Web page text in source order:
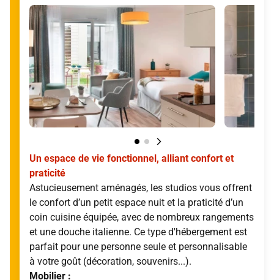
Un espace de vie fonctionnel, alliant confort et
praticité
Astucieusement aménagés, les studios vous offrent
le confort d’un petit espace nuit et la praticité d’un
coin cuisine équipée, avec de nombreux rangements
et une douche italienne. Ce type d'hébergement est
parfait pour une personne seule et personnalisable
à votre goût (décoration, souvenirs...).
Mobilier :